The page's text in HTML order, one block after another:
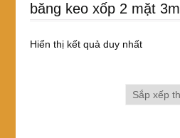
băng keo xốp 2 mặt 3m
Hiển thị kết quả duy nhất